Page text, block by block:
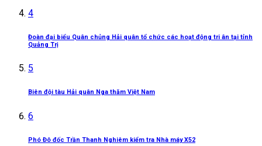
4
Đoàn đại biểu Quân chủng Hải quân tổ chức các hoạt động tri ân tại tỉnh
Quảng Trị
5
Biên đội tàu Hải quân Nga thăm Việt Nam
6
Phó Đô đốc Trần Thanh Nghiêm kiểm tra Nhà máy X52